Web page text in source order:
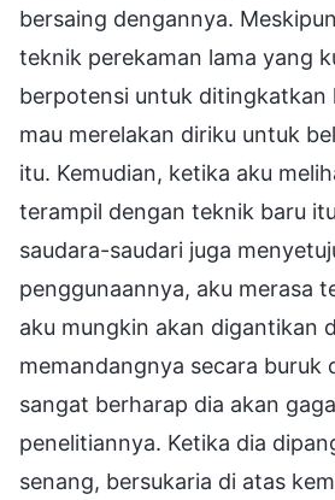
bersaing dengannya.
teknik perekaman lama yang
berpotensi untuk ditingkatkan
mau merelakan diriku untuk
itu. Kemudian, ketika aku
terampil dengan teknik baru
saudara-saudari juga
penggunaannya, aku merasa
aku mungkin akan digantikan
memandangnya secara buruk
sangat berharap dia akan
penelitiannya. Ketika dia
senang, bersukaria di atas